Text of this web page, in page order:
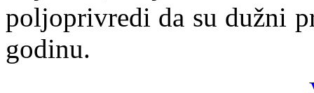
poljoprivredi da su dužni
godinu.